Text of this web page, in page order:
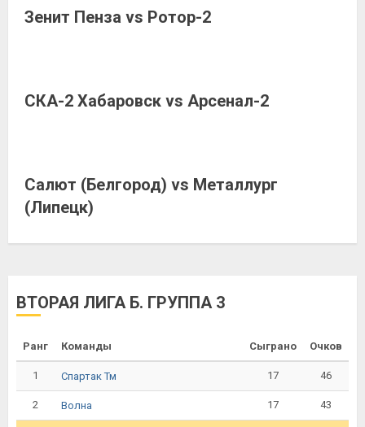
Зенит Пенза vs Ротор-2
СКА-2 Хабаровск vs Арсенал-2
Салют (Белгород) vs Металлург
(Липецк)
ВТОРАЯ ЛИГА Б. ГРУППА 3
Ранг Команды Сыграно Очков
1 Спартак Тм 17 46
2 Волна 17 43